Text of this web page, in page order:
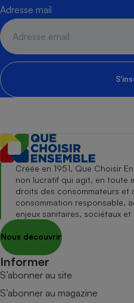
Adresse mail
Créée en 1951, Que Choisir
non lucratif qui agit, en toute
droits des consommateurs et
consommation responsable,
enjeux sanitaires, sociétaux et
Nous découvrir
Informer
S’abonner au site
S’abonner au magazine